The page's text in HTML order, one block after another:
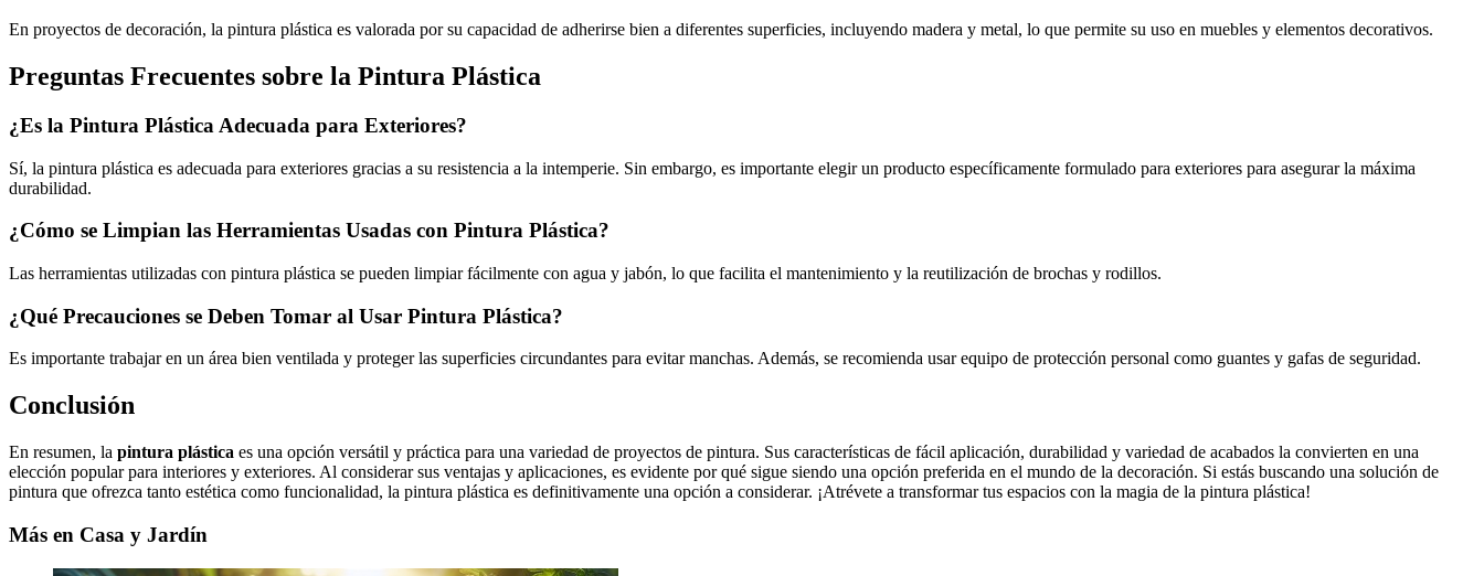
En proyectos de decoración, la pintura plástica es valorada por su capacidad de adherirse bien a diferentes superficies, incluyendo madera y metal, lo que permite su uso en muebles y elementos decorativos.
Preguntas Frecuentes sobre la Pintura Plástica
¿Es la Pintura Plástica Adecuada para Exteriores?
Sí, la pintura plástica es adecuada para exteriores gracias a su resistencia a la intemperie. Sin embargo, es importante elegir un producto específicamente formulado para exteriores para asegurar la máxima
durabilidad.
¿Cómo se Limpian las Herramientas Usadas con Pintura Plástica?
Las herramientas utilizadas con pintura plástica se pueden limpiar fácilmente con agua y jabón, lo que facilita el mantenimiento y la reutilización de brochas y rodillos.
¿Qué Precauciones se Deben Tomar al Usar Pintura Plástica?
Es importante trabajar en un área bien ventilada y proteger las superficies circundantes para evitar manchas. Además, se recomienda usar equipo de protección personal como guantes y gafas de seguridad.
Conclusión
En resumen, la pintura plástica es una opción versátil y práctica para una variedad de proyectos de pintura. Sus características de fácil aplicación, durabilidad y variedad de acabados la convierten en una
elección popular para interiores y exteriores. Al considerar sus ventajas y aplicaciones, es evidente por qué sigue siendo una opción preferida en el mundo de la decoración. Si estás buscando una solución de
pintura que ofrezca tanto estética como funcionalidad, la pintura plástica es definitivamente una opción a considerar. ¡Atrévete a transformar tus espacios con la magia de la pintura plástica!
Más en Casa y Jardín